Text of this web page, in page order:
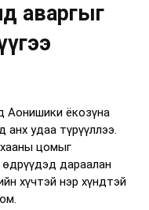
аваргыг
Аонишики ёкозүна
удаа түрүүллээ.
цомыг
өдрүүдэд дараалан
хүчтэй нэр хүндтэй